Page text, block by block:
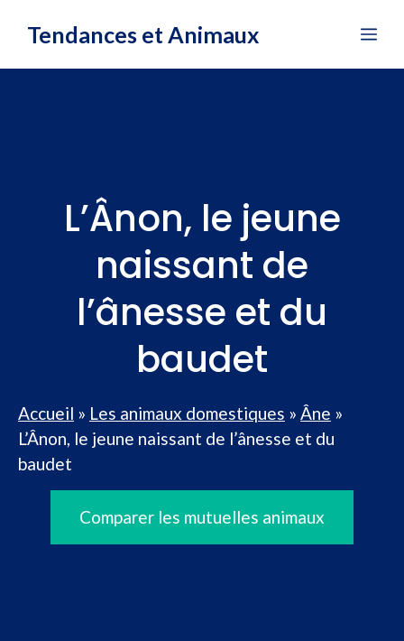
Tendances et Animaux
L’Ânon, le jeune
naissant de
l’ânesse et du
baudet
Accueil » Les animaux domestiques » Âne »
L’Ânon, le jeune naissant de l’ânesse et du
baudet
Comparer les mutuelles animaux